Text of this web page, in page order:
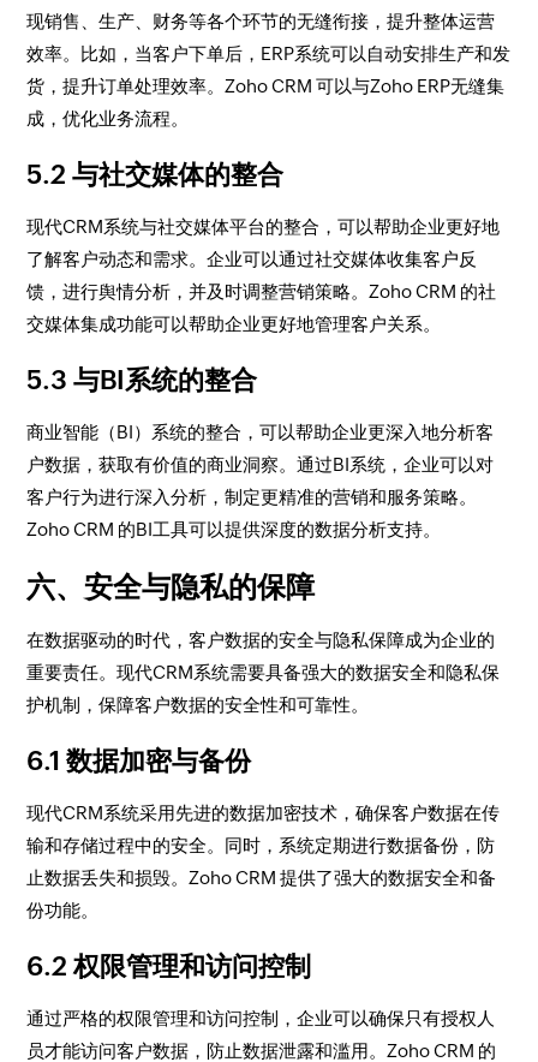
现销售、生产、财务等各个环节的无缝衔接，提升整体运营
效率。比如，当客户下单后，ERP系统可以自动安排生产和发
货，提升订单处理效率。Zoho CRM 可以与Zoho ERP无缝集
成，优化业务流程。
5.2 与社交媒体的整合
现代CRM系统与社交媒体平台的整合，可以帮助企业更好地
了解客户动态和需求。企业可以通过社交媒体收集客户反
馈，进行舆情分析，并及时调整营销策略。Zoho CRM 的社
交媒体集成功能可以帮助企业更好地管理客户关系。
5.3 与BI系统的整合
商业智能（BI）系统的整合，可以帮助企业更深入地分析客
户数据，获取有价值的商业洞察。通过BI系统，企业可以对
客户行为进行深入分析，制定更精准的营销和服务策略。
Zoho CRM 的BI工具可以提供深度的数据分析支持。
六、安全与隐私的保障
在数据驱动的时代，客户数据的安全与隐私保障成为企业的
重要责任。现代CRM系统需要具备强大的数据安全和隐私保
护机制，保障客户数据的安全性和可靠性。
6.1 数据加密与备份
现代CRM系统采用先进的数据加密技术，确保客户数据在传
输和存储过程中的安全。同时，系统定期进行数据备份，防
止数据丢失和损毁。Zoho CRM 提供了强大的数据安全和备
份功能。
6.2 权限管理和访问控制
通过严格的权限管理和访问控制，企业可以确保只有授权人
员才能访问客户数据，防止数据泄露和滥用。Zoho CRM 的